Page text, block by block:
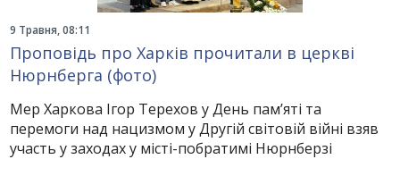
9 Травня, 08:11
Проповідь про Харків прочитали в церкві
Нюрнберга (фото)
Мер Харкова Ігор Терехов у День пам’яті та
перемоги над нацизмом у Другій світовій війні взяв
участь у заходах у місті-побратимі Нюрнберзі